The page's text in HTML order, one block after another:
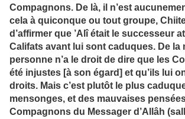
Compagnons. De là, il n’est
cela à quiconque ou tout groupe,
d’affirmer que ’Alî était le successeur
Califats avant lui sont caduques. De la
personne n’a le droit de dire que les
été injustes [à son égard] et qu’ils lui
droits. Mais c’est plutôt le plus
mensonges, et des mauvaises
Compagnons du Messager d’Allâh